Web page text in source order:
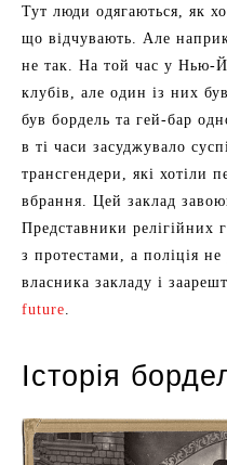
Тут люди одягаються, як
що відчувають. Але
не так. На той час у Нью-
клубів, але один із них
був бордель та гей-бар
в ті часи засуджувало
трансгендери, які хотіли
вбрання. Цей заклад
Представники релігійних
з протестами, а поліція
власника закладу і
future.
Історія